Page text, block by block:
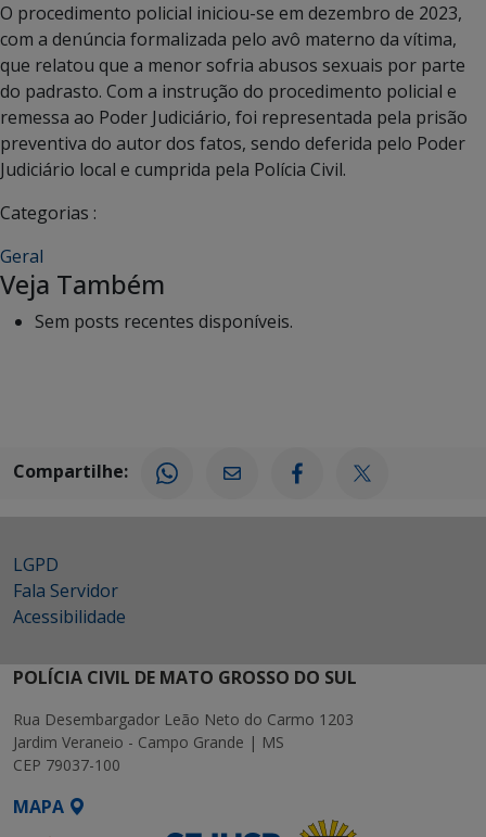
O procedimento policial iniciou-se em dezembro de 2023,
com a denúncia formalizada pelo avô materno da vítima,
que relatou que a menor sofria abusos sexuais por parte
do padrasto. Com a instrução do procedimento policial e
remessa ao Poder Judiciário, foi representada pela prisão
preventiva do autor dos fatos, sendo deferida pelo Poder
Judiciário local e cumprida pela Polícia Civil.
Categorias :
Geral
Veja Também
Sem posts recentes disponíveis.
Compartilhe:
LGPD
Fala Servidor
Acessibilidade
POLÍCIA CIVIL DE MATO GROSSO DO SUL
Rua Desembargador Leão Neto do Carmo 1203
Jardim Veraneio - Campo Grande | MS
CEP 79037-100
MAPA